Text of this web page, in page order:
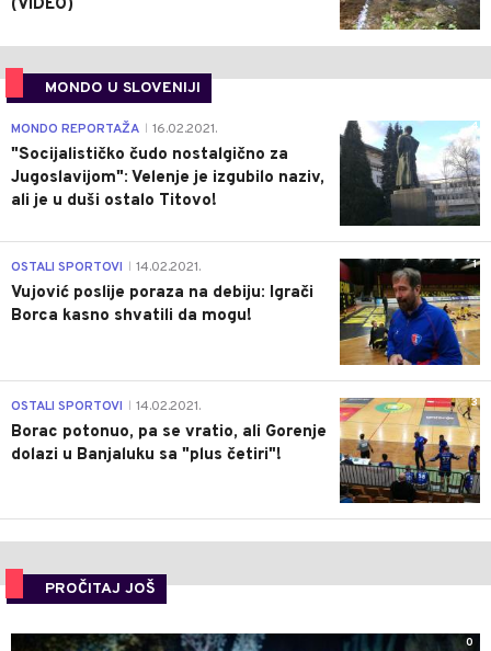
(VIDEO)
MONDO U SLOVENIJI
4
MONDO REPORTAŽA 16.02.2021.
"Socijalističko čudo nostalgično za
Jugoslavijom": Velenje je izgubilo naziv,
ali je u duši ostalo Titovo!
1
OSTALI SPORTOVI 14.02.2021.
Vujović poslije poraza na debiju: Igrači
Borca kasno shvatili da mogu!
3
OSTALI SPORTOVI 14.02.2021.
Borac potonuo, pa se vratio, ali Gorenje
dolazi u Banjaluku sa "plus četiri"!
PROČITAJ JOŠ
0